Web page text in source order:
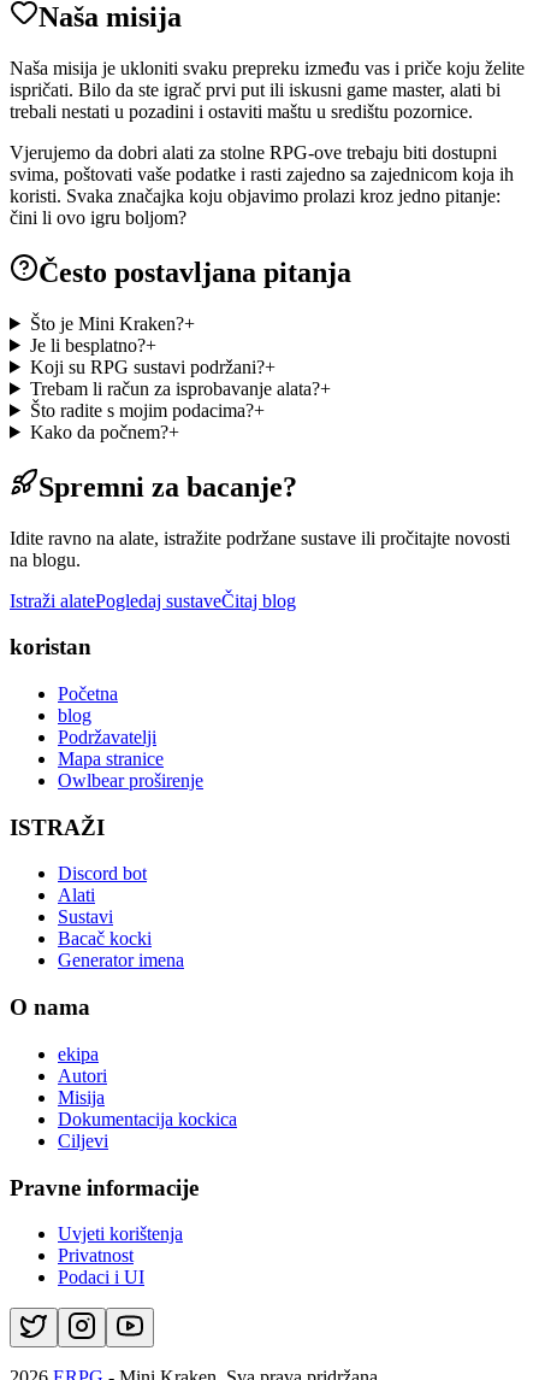
Naša misija
Naša misija je ukloniti svaku prepreku između vas i priče koju želite
ispričati. Bilo da ste igrač prvi put ili iskusni game master, alati bi
trebali nestati u pozadini i ostaviti maštu u središtu pozornice.
Vjerujemo da dobri alati za stolne RPG-ove trebaju biti dostupni
svima, poštovati vaše podatke i rasti zajedno sa zajednicom koja ih
koristi. Svaka značajka koju objavimo prolazi kroz jedno pitanje:
čini li ovo igru boljom?
Često postavljana pitanja
Što je Mini Kraken?+
Je li besplatno?+
Koji su RPG sustavi podržani?+
Trebam li račun za isprobavanje alata?+
Što radite s mojim podacima?+
Kako da počnem?+
Spremni za bacanje?
Idite ravno na alate, istražite podržane sustave ili pročitajte novosti
na blogu.
Istraži alatePogledaj sustaveČitaj blog
koristan
Početna
blog
Podržavatelji
Mapa stranice
Owlbear proširenje
ISTRAŽI
Discord bot
Alati
Sustavi
Bacač kocki
Generator imena
O nama
ekipa
Autori
Misija
Dokumentacija kockica
Ciljevi
Pravne informacije
Uvjeti korištenja
Privatnost
Podaci i UI